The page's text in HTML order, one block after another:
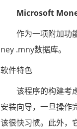
Microsoft
作为一项附加功
ney .mny数据库。
软件特色
该程序的构建考虑
安装向导，一旦操作
该很快习惯。此外，